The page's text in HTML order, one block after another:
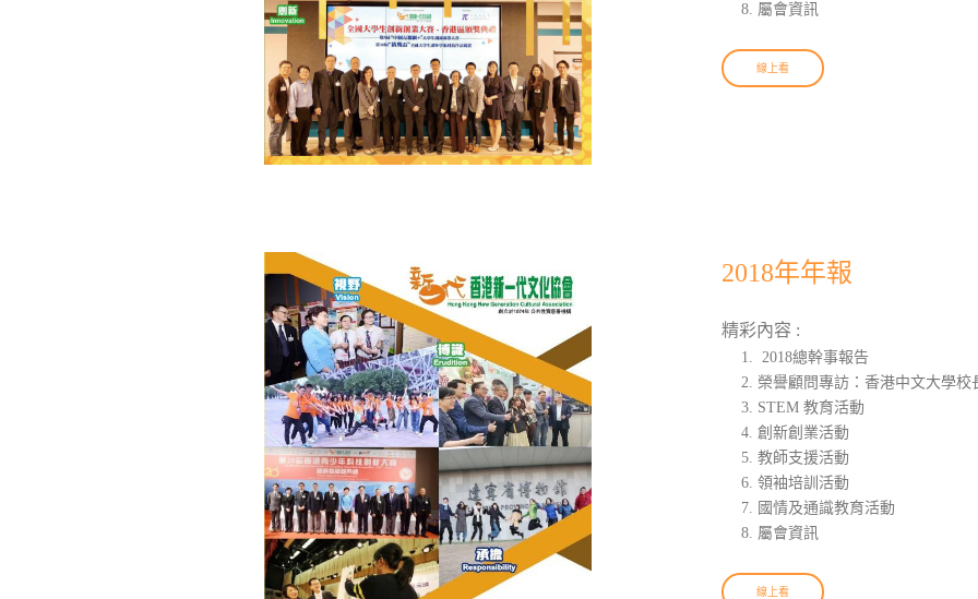
屬會資訊
線上看
2018年年報
精彩內容 :
2018總幹事報告
榮譽顧問專訪：香港中文大學校
STEM 教育活動
創新創業活動
教師支援活動
領袖培訓活動
國情及通識教育活動
屬會資訊
線上看